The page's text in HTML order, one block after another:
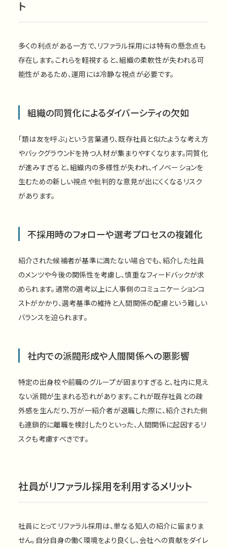
ト
多くの利点がある一方で、リファラル採用には特有の懸念点も
存在します。これらを軽視すると、組織の柔軟性が失われる可
能性があるため、運用には冷静な視点が必要です。
組織の同質化によるダイバーシティの欠如
「類は友を呼ぶ」という言葉通り、既存社員と似たような考え方
やバックグラウンドを持つ人材が集まりやすくなります。同質化
が進みすぎると、組織内の多様性が失われ、イノベーションを
生むための新しい視点や批判的な意見が出にくくなるリスク
があります。
不採用時のフォローや選考プロセスの複雑化
紹介された候補者が基準に満たない場合でも、紹介した社員
のメンツや今後の関係性を考慮し、慎重なフィードバックが求
められます。通常の選考以上に人事側のコミュニケーションコ
ストがかかり、選考基準の維持と人間関係の配慮という難しい
バランスを迫られます。
社内での派閥形成や人間関係への悪影響
特定の出身校や前職のグループが固まりすぎると、社内に見え
ない派閥が生まれる恐れがあります。これが既存社員との疎
外感を生んだり、万が一紹介者が退職した際に、紹介された側
も連鎖的に離職を検討したりといった、人間関係に起因するリ
スクも考慮すべきです。
社員がリファラル採用を利用するメリット
社員にとってリファラル採用は、単なる知人の紹介に留まりま
せん。自分自身の働く環境をより良くし、会社への貢献をダイレ